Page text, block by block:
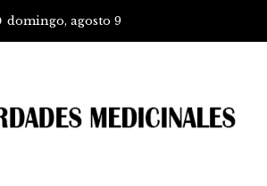
domingo, agosto 9